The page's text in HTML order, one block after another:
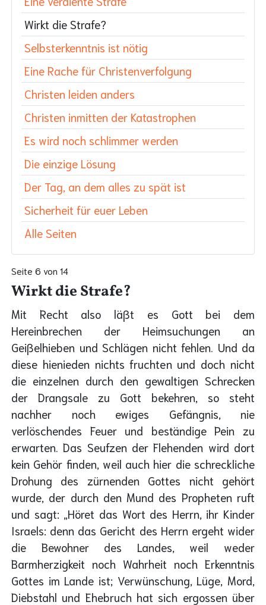
Wirkt die Strafe?
Selbsterkenntnis ist nötig
Eine Rache für Christenverfolgung
Christen leiden anders
Christen inmitten der Katastrophen
Es wird noch schlimmer werden
Die einzige Lösung
Der Tag, an dem alles zu spät ist
Sicherheit für euer Leben
Alle Seiten
Seite 6 von 14
Wirkt die Strafe?
Mit Recht also läßt es Gott bei dem
Hereinbrechen der Heimsuchungen an
Geißelhieben und Schlägen nicht fehlen. Und da
diese hienieden nichts fruchten und doch nicht
die einzelnen durch den gewaltigen Schrecken
der Drangsale zu Gott bekehren, so steht
nachher noch ewiges Gefängnis, nie
verlöschendes Feuer und beständige Pein zu
erwarten. Das Seufzen der Flehenden wird dort
kein Gehör finden, weil auch hier die schreckliche
Drohung des zürnenden Gottes nicht gehört
wurde, der durch den Mund des Propheten ruft
und sagt: „Höret das Wort des Herrn, ihr Kinder
Israels: denn das Gericht des Herrn ergeht wider
die Bewohner des Landes, weil weder
Barmherzigkeit noch Wahrheit noch Erkenntnis
Gottes im Lande ist; Verwünschung, Lüge, Mord,
Diebstahl und Ehebruch hat sich ergossen über